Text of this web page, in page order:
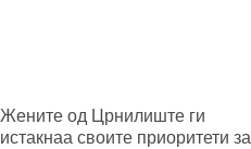
Жените од Црнилиште ги
истакнаа своите приоритети за